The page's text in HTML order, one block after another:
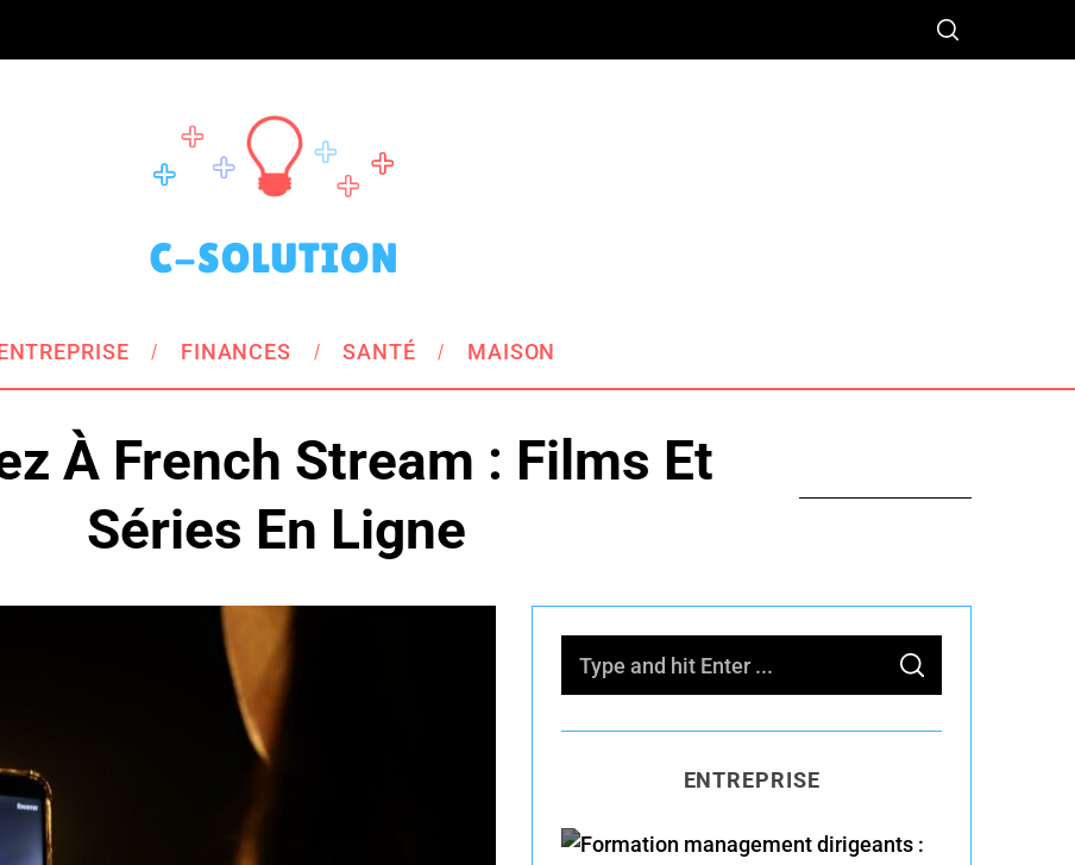
FINANCES SANTÉ MAISON
À French Stream : Films Et
Séries En Ligne
f
S
A
C
ENTREPRISE